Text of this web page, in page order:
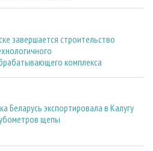
завершается строительство
комплекса
Беларусь экспортировала в Калугу
щепы